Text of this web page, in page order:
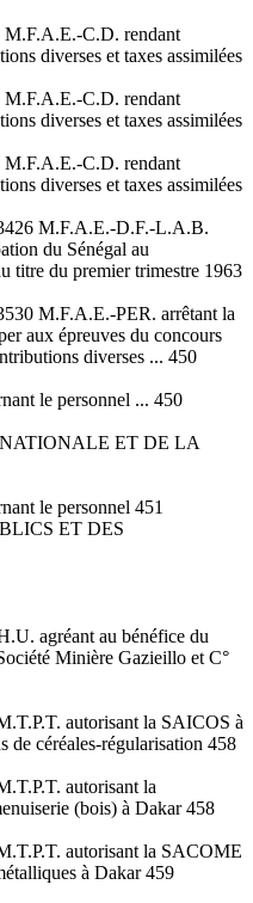
M.F.A.E.-C.D. rendant
diverses et taxes assimilées
M.F.A.E.-C.D. rendant
diverses et taxes assimilées
M.F.A.E.-C.D. rendant
diverses et taxes assimilées
M.F.A.E.-D.F.-L.A.B.
du Sénégal au
titre du premier trimestre 1963
M.F.A.E.-PER. arrêtant la
aux épreuves du concours
diverses ... 450
le personnel ... 450
ET DE LA
le personnel 451
ET DES
agréant au bénéfice du
Minière Gazieillo et C°
autorisant la SAICOS à
de céréales-régularisation 458
autorisant la
(bois) à Dakar 458
autorisant la SACOME
à Dakar 459